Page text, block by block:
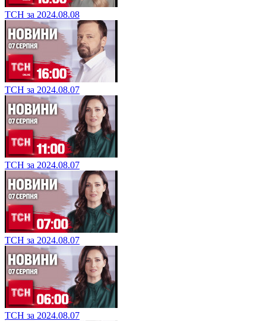
ТСН за 2024.08.08
ТСН за 2024.08.07
ТСН за 2024.08.07
ТСН за 2024.08.07
ТСН за 2024.08.07